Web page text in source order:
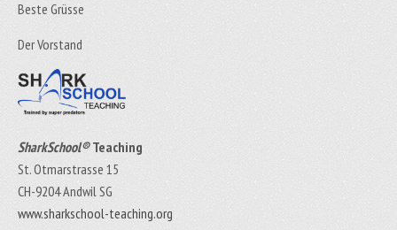
Beste Grüsse
Der Vorstand
SharkSchool®Teaching
St. Otmarstrasse 15
CH-9204 Andwil SG
www.sharkschool-teaching.org